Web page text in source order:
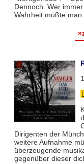
Dennoch. Wer
Wahrheit müßte
Dirigenten der
weitere Aufnahme
überzeugende
gegenüber dieser